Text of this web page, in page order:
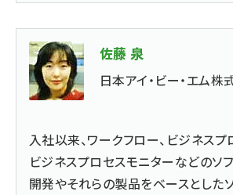
佐藤 泉
日本アイ・ビー・エム株
入社以来、ワークフロー、ビジネスプ
ビジネスプロセスモニターなどのソ
開発やそれらの製品をベースとした